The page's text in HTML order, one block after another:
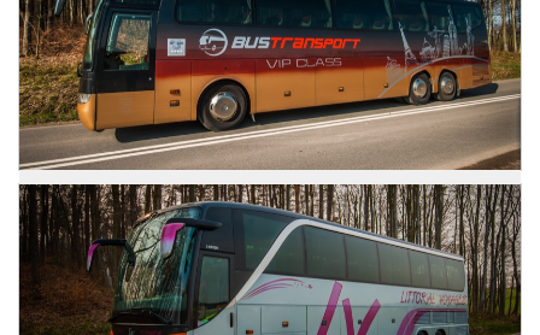
Mercedes Travego
Zdjęcia